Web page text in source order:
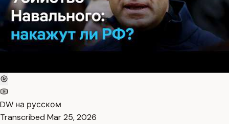
DW на русском
Transcribed Mar 25, 2026